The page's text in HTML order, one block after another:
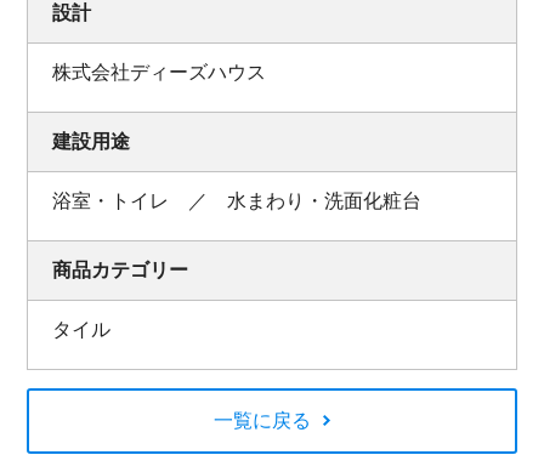
設計
株式会社ディーズハウス
建設用途
浴室・トイレ ／ 水まわり・洗面化粧台
商品カテゴリー
タイル
一覧に戻る